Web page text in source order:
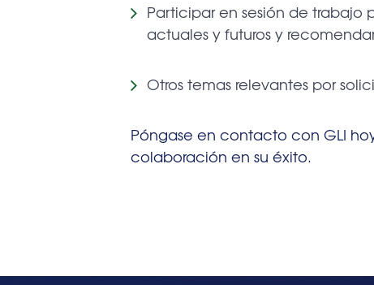
Participar en sesión de trabajo
actuales y futuros y
Otros temas relevantes por
Póngase en contacto con GLI
colaboración en su éxito.